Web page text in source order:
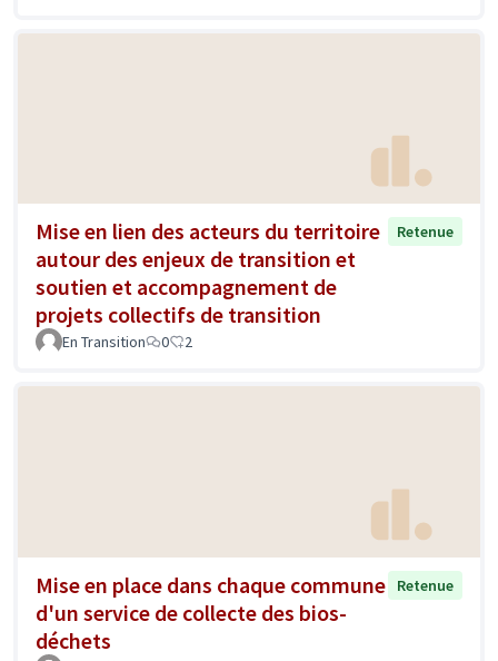
Mise en lien des acteurs du territoire
autour des enjeux de transition et
soutien et accompagnement de
projets collectifs de transition
Retenue
En Transition 0 2
Mise en place dans chaque commune
d'un service de collecte des bios-
déchets
Retenue